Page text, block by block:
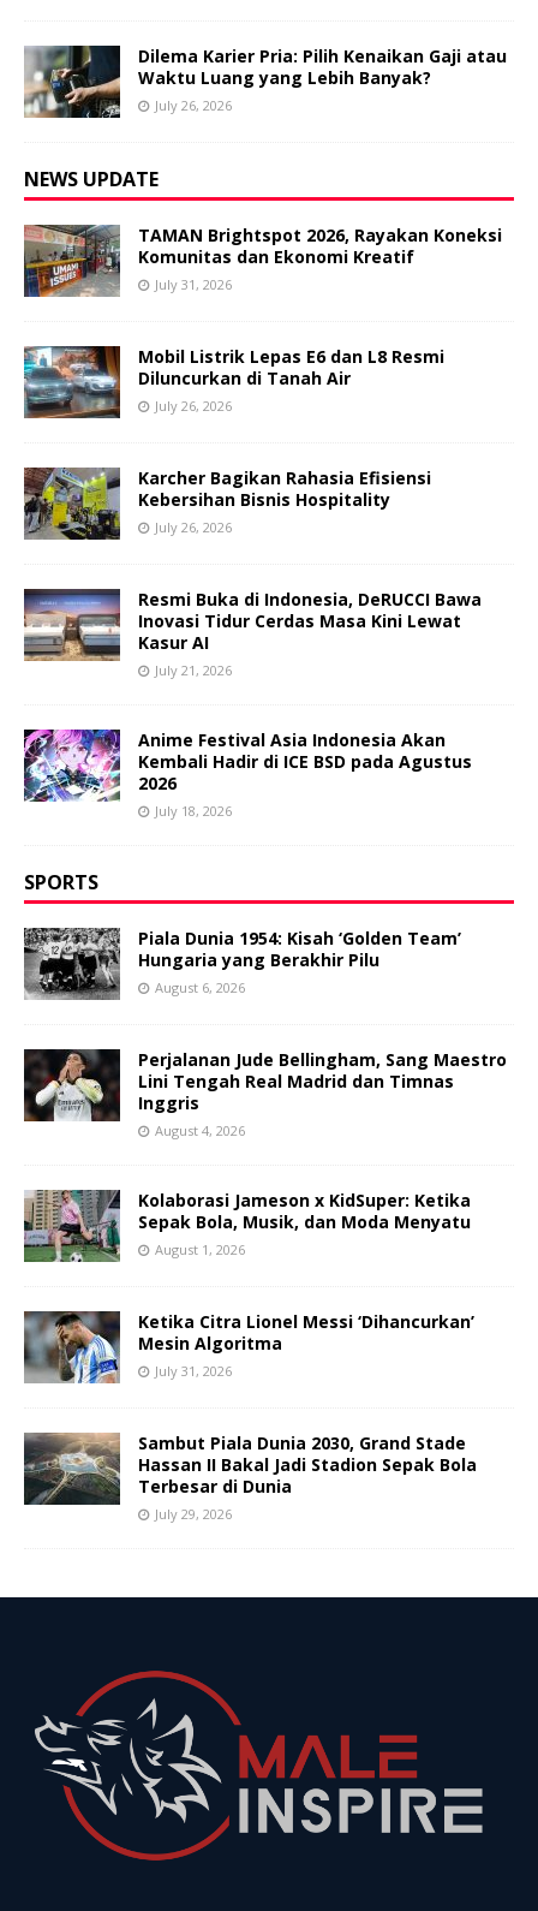
Dilema Karier Pria: Pilih Kenaikan Gaji atau
Waktu Luang yang Lebih Banyak?
July 26, 2026
NEWS UPDATE
TAMAN Brightspot 2026, Rayakan Koneksi
Komunitas dan Ekonomi Kreatif
July 31, 2026
Mobil Listrik Lepas E6 dan L8 Resmi
Diluncurkan di Tanah Air
July 26, 2026
Karcher Bagikan Rahasia Efisiensi
Kebersihan Bisnis Hospitality
July 26, 2026
Resmi Buka di Indonesia, DeRUCCI Bawa
Inovasi Tidur Cerdas Masa Kini Lewat
Kasur AI
July 21, 2026
Anime Festival Asia Indonesia Akan
Kembali Hadir di ICE BSD pada Agustus
2026
July 18, 2026
SPORTS
Piala Dunia 1954: Kisah ‘Golden Team’
Hungaria yang Berakhir Pilu
August 6, 2026
Perjalanan Jude Bellingham, Sang Maestro
Lini Tengah Real Madrid dan Timnas
Inggris
August 4, 2026
Kolaborasi Jameson x KidSuper: Ketika
Sepak Bola, Musik, dan Moda Menyatu
August 1, 2026
Ketika Citra Lionel Messi ‘Dihancurkan’
Mesin Algoritma
July 31, 2026
Sambut Piala Dunia 2030, Grand Stade
Hassan II Bakal Jadi Stadion Sepak Bola
Terbesar di Dunia
July 29, 2026